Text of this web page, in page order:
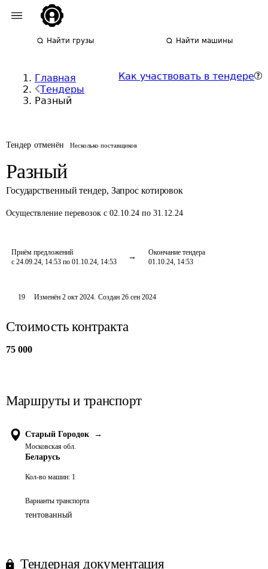
Найти грузы Найти машины
Главная
Тендеры
Разный
Как участвовать в тендере
Тендер отменён Несколько поставщиков
Разный
Государственный тендер, Запрос котировок
Осуществление перевозок с 02.10.24 по 31.12.24
Приём предложений
с 24.09.24, 14:53 по 01.10.24, 14:53
Окончание тендера
01.10.24, 14:53
19 Изменён2 окт 2024. Создан 26 сен 2024
Стоимость контракта
75 000
Маршруты и транспорт
Старый Городок →
Московская обл.
Беларусь
Кол-во машин: 1
Варианты транспорта
тентованный
Тендерная документация